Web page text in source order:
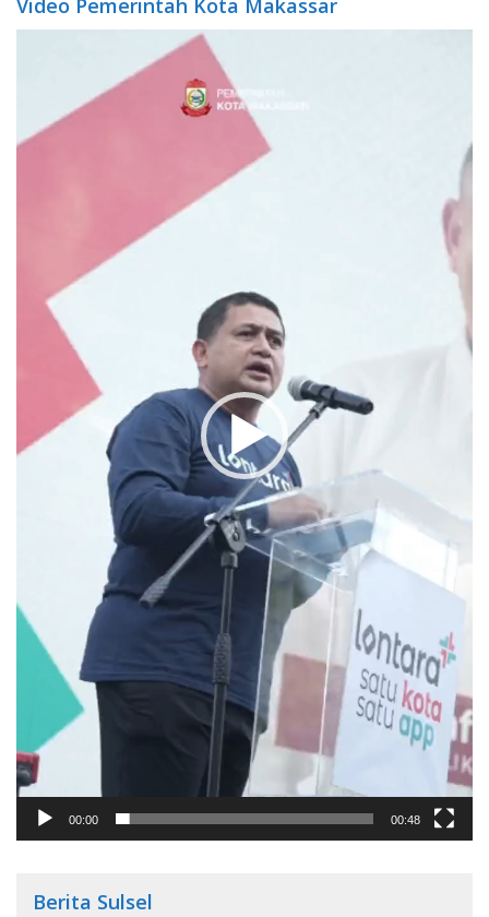
Video Pemerintah Kota Makassar
00:00 00:48
Berita Sulsel